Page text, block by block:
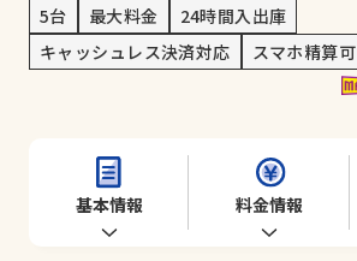
5台 最大料金
24時間入出庫
キャッシュレス決済対応
スマホ精算可
基本情報 料金情報